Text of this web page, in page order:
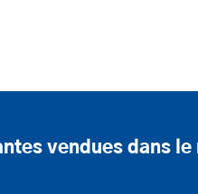
vendues dans le